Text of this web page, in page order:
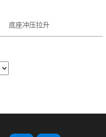
底座冲压拉升